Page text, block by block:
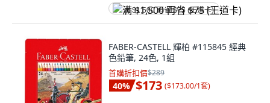
满 $1,500 再省 $75 (王道卡)
FABER-CASTELL 輝柏 #115845 經典
色鉛筆, 24色, 1組
首購折扣價$289
40% $173 ($173.00/1套)